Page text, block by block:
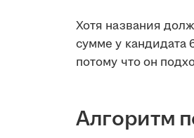
Хотя названия
сумме у кандидата
потому что он
Алгоритм